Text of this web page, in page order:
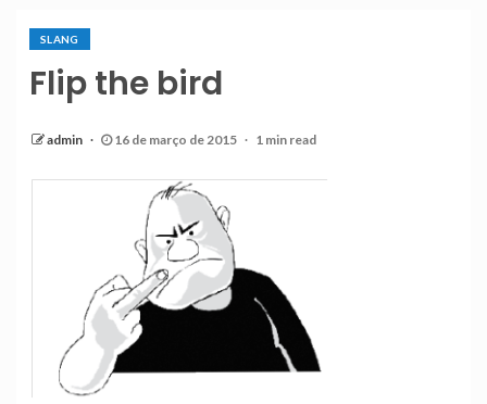
SLANG
Flip the bird
admin 16 de março de 2015 1 min read